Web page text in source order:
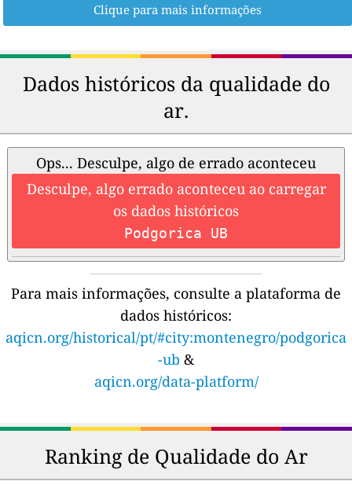
Clique para mais informações
Dados históricos da qualidade do
ar.
Ops... Desculpe, algo de errado aconteceu
Desculpe, algo errado aconteceu ao carregar
os dados históricos
Podgorica UB
Para mais informações, consulte a plataforma de
dados históricos:
aqicn.org/historical/pt/#city:montenegro/podgorica
-ub &
aqicn.org/data-platform/
Ranking de Qualidade do Ar